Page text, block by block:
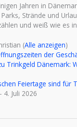
Jahren in
Strände und
und weiß wie es
(Alle anzeigen)
der
Trinkgeld Dänemark:
Feiertage sind für
- 4. Juli 2026